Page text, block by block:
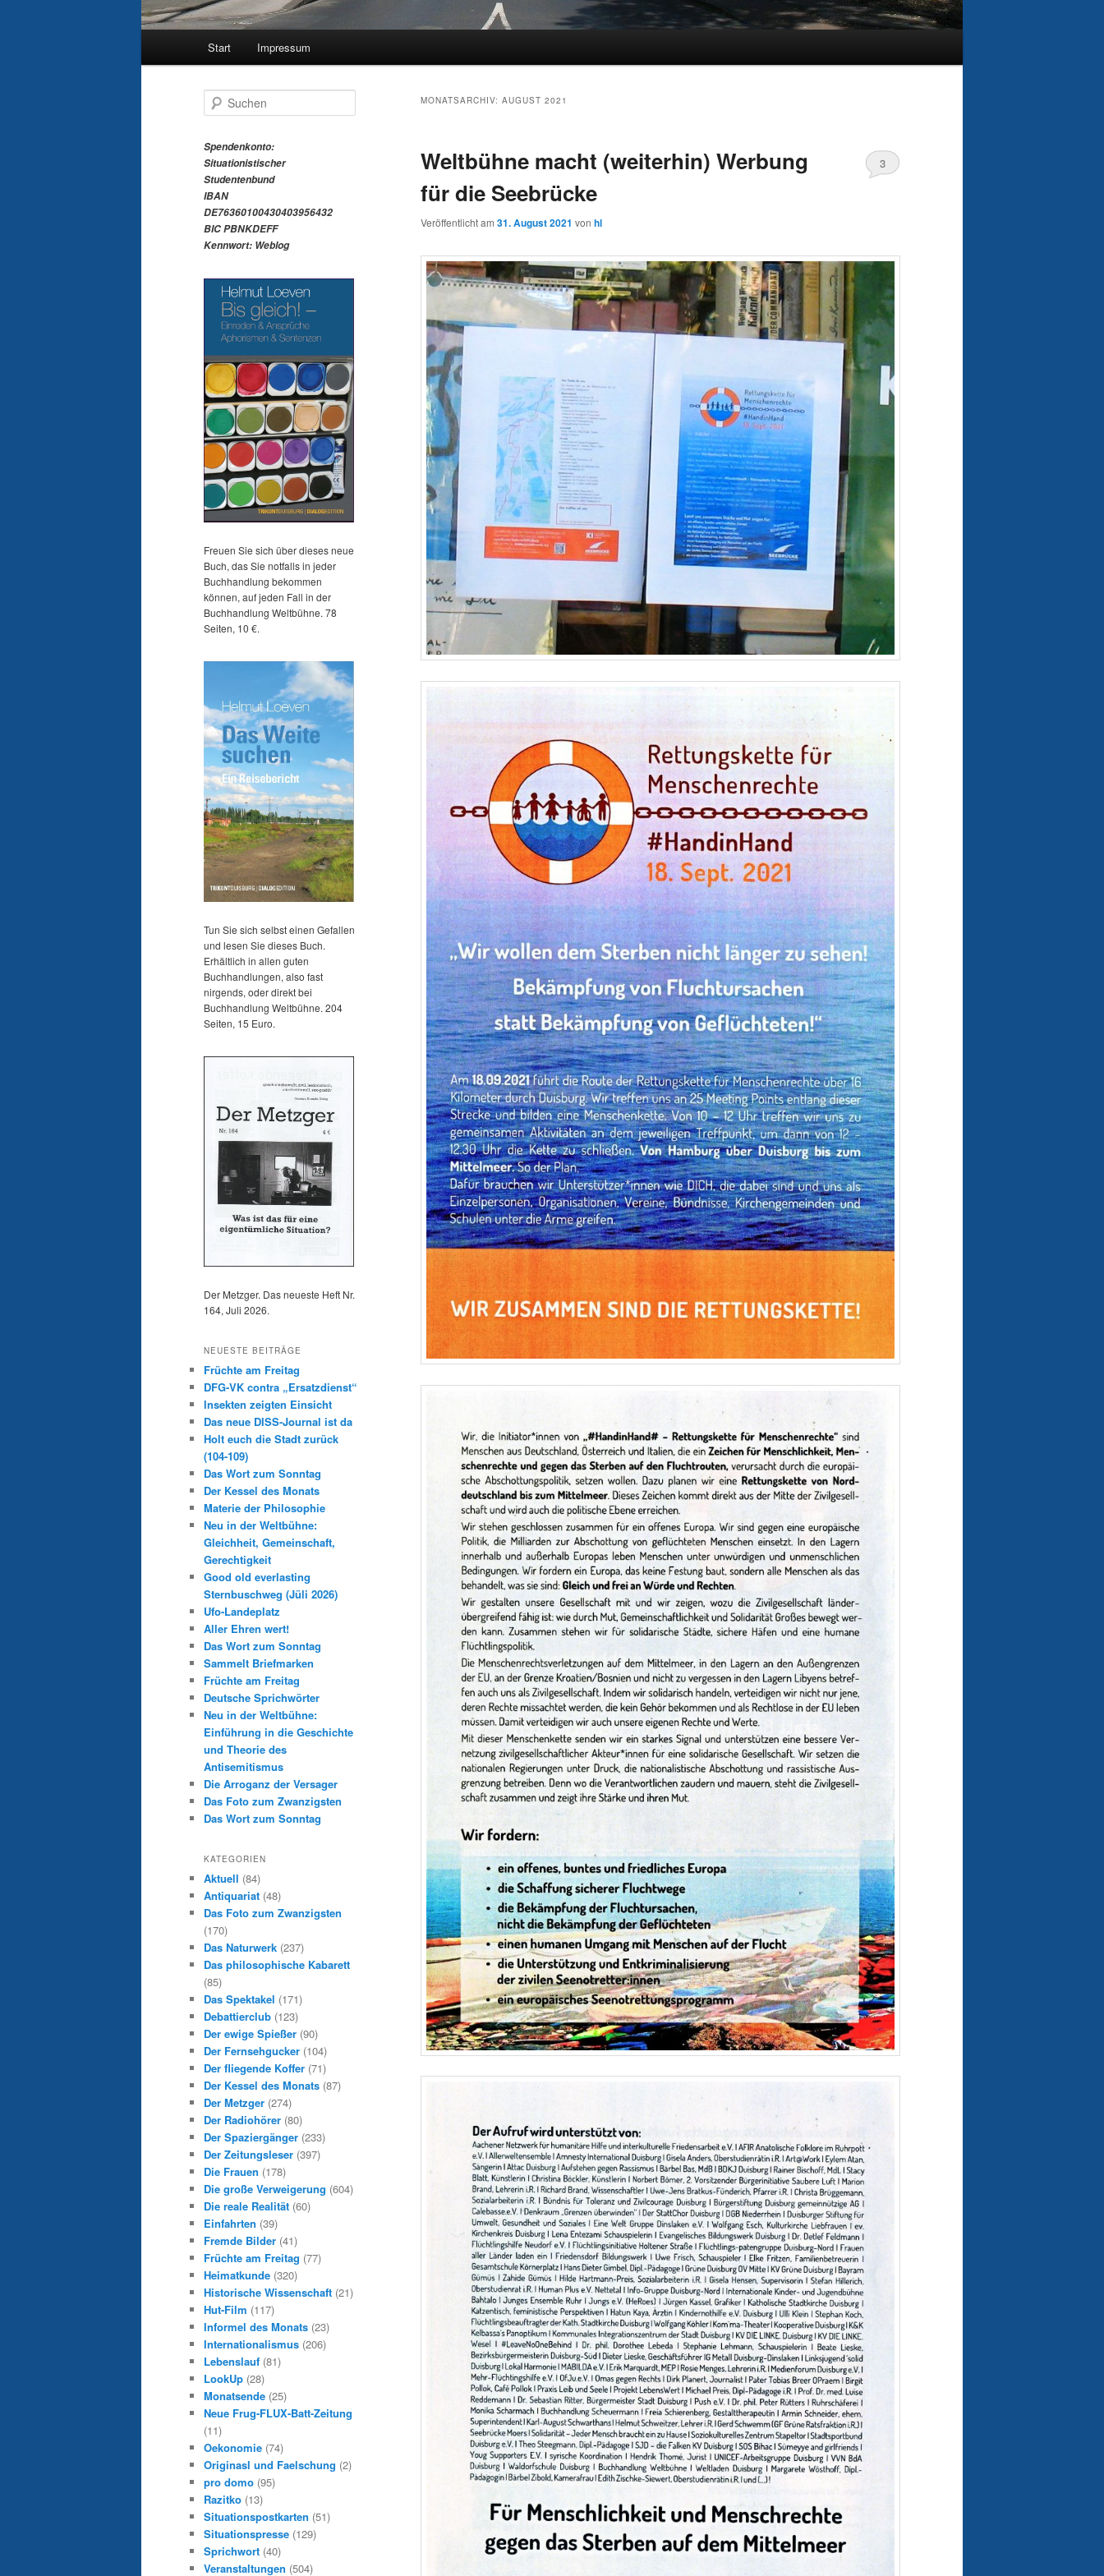
Start Impressum
MONATSARCHIV: AUGUST 2021
Weltbühne macht (weiterhin) Werbung
für die Seebrücke
Veröffentlicht am 31. August 2021 von hl
3
u
h
e
n
Spendenkonto:
Situationistischer
Studentenbund
IBAN
DE76360100430403956432
BIC PBNKDEFF
Kennwort: Weblog
Freuen Sie sich über dieses neue
Buch, das Sie notfalls in jeder
Buchhandlung bekommen
können, auf jeden Fall in der
Buchhandlung Weltbühne. 78
Seiten, 10 €.
Tun Sie sich selbst einen Gefallen
und lesen Sie dieses Buch.
Erhältlich in allen guten
Buchhandlungen, also fast
nirgends, oder direkt bei
Buchhandlung Weltbühne. 204
Seiten, 15 Euro.
Der Metzger. Das neueste Heft Nr.
164, Juli 2026.
NEUESTE BEITRÄGE
Früchte am Freitag
DFG-VK contra „Ersatzdienst“
Insekten zeigten Einsicht
Das neue DISS-Journal ist da
Holt euch die Stadt zurück
(104-109)
Das Wort zum Sonntag
Der Kessel des Monats
Materie der Philosophie
Neu in der Weltbühne:
Gleichheit, Gemeinschaft,
Gerechtigkeit
Good old everlasting
Sternbuschweg (Jüli 2026)
Ufo-Landeplatz
Aller Ehren wert!
Das Wort zum Sonntag
Sammelt Briefmarken
Früchte am Freitag
Deutsche Sprichwörter
Neu in der Weltbühne:
Einführung in die Geschichte
und Theorie des
Antisemitismus
Die Arroganz der Versager
Das Foto zum Zwanzigsten
Das Wort zum Sonntag
KATEGORIEN
Aktuell (84)
Antiquariat (48)
Das Foto zum Zwanzigsten
(170)
Das Naturwerk (237)
Das philosophische Kabarett
(85)
Das Spektakel (171)
Debattierclub (123)
Der ewige Spießer (90)
Der Fernsehgucker (104)
Der fliegende Koffer (71)
Der Kessel des Monats (87)
Der Metzger (274)
Der Radiohörer (80)
Der Spaziergänger (233)
Der Zeitungsleser (397)
Die Frauen (178)
Die große Verweigerung (604)
Die reale Realität (60)
Einfahrten (39)
Fremde Bilder (41)
Früchte am Freitag (77)
Heimatkunde (320)
Historische Wissenschaft (21)
Hut-Film (117)
Informel des Monats (23)
Internationalismus (206)
Lebenslauf (81)
LookUp (28)
Monatsende (25)
Neue Frug-FLUX-Batt-Zeitung
(11)
Oekonomie (74)
Originasl und Faelschung (2)
pro domo (95)
Razitko (13)
Situationspostkarten (51)
Situationspresse (129)
Sprichwort (40)
Veranstaltungen (504)